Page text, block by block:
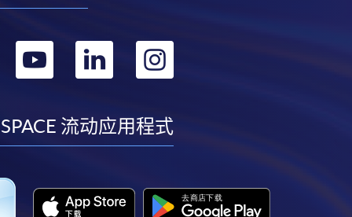
转
youtube
转
linkedin
转
instagram
流动应用程式